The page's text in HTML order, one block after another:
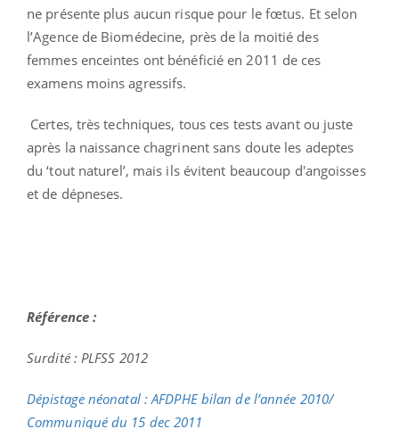
ne présente plus aucun risque pour le fœtus. Et selon
l’Agence de Biomédecine, près de la moitié des
femmes enceintes ont bénéficié en 2011 de ces
examens moins agressifs.
Certes, très techniques, tous ces tests avant ou juste
après la naissance chagrinent sans doute les adeptes
du ‘tout naturel’, mais ils évitent beaucoup d'angoisses
et de dépneses.
Référence :
Surdité : PLFSS 2012
Dépistage néonatal : AFDPHE bilan de l’année 2010/
Communiqué du 15 dec 2011